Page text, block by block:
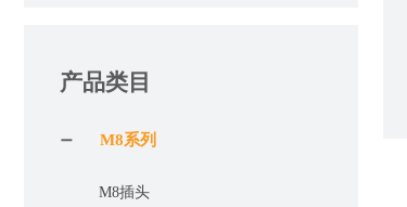
产品类目
M8系列
M8插头